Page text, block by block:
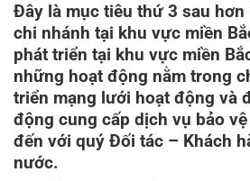
Đây là mục tiêu thứ 3 sau hơn
chi nhánh tại khu vực miền
phát triển tại khu vực miền
những hoạt động nằm trong
triển mạng lưới hoạt động và
động cung cấp dịch vụ bảo
đến với quý Đối tác – Khách
nước.